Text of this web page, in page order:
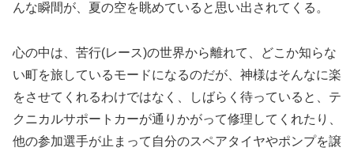
んな瞬間が、夏の空を眺めていると思い出されてくる。
心の中は、苦行(レース)の世界から離れて、どこか知らな
い町を旅しているモードになるのだが、神様はそんなに楽
をさせてくれるわけではなく、しばらく待っていると、テ
クニカルサポートカーが通りかがって修理してくれたり、
他の参加選手が止まって自分のスペアタイヤやポンプを譲